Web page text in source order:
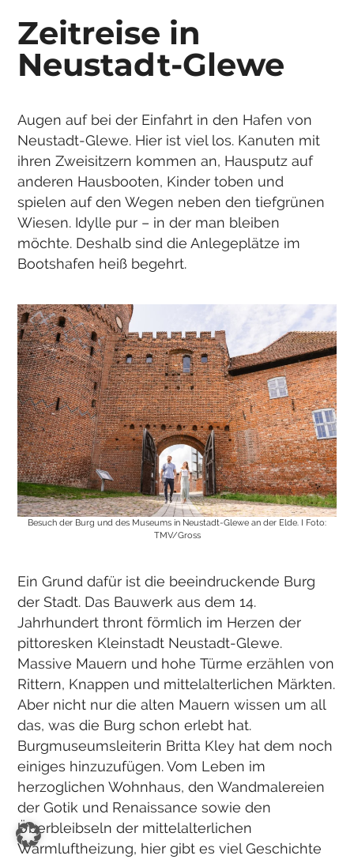
Zeitreise in
Neustadt-Glewe
Augen auf bei der Einfahrt in den Hafen von
Neustadt-Glewe. Hier ist viel los. Kanuten mit
ihren Zweisitzern kommen an, Hausputz auf
anderen Hausbooten, Kinder toben und
spielen auf den Wegen neben den tiefgrünen
Wiesen. Idylle pur – in der man bleiben
möchte. Deshalb sind die Anlegeplätze im
Bootshafen heiß begehrt.
Besuch der Burg und des Museums in Neustadt-Glewe an der Elde. I Foto:
TMV/Gross
Ein Grund dafür ist die beeindruckende Burg
der Stadt. Das Bauwerk aus dem 14.
Jahrhundert thront förmlich im Herzen der
pittoresken Kleinstadt Neustadt-Glewe.
Massive Mauern und hohe Türme erzählen von
Rittern, Knappen und mittelalterlichen Märkten.
Aber nicht nur die alten Mauern wissen um all
das, was die Burg schon erlebt hat.
Burgmuseumsleiterin Britta Kley hat dem noch
einiges hinzuzufügen. Vom Leben im
herzoglichen Wohnhaus, den Wandmalereien
der Gotik und Renaissance sowie den
Überbleibseln der mittelalterlichen
Warmluftheizung, hier gibt es viel Geschichte